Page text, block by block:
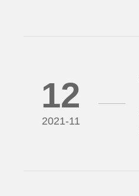
12
2021-11